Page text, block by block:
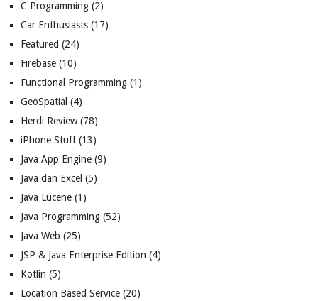
C Programming(2)
Car Enthusiasts(17)
Featured (24)
Firebase(10)
Functional Programming(1)
GeoSpatial (4)
Herdi Review(78)
iPhone Stuff(13)
Java App Engine(9)
Java dan Excel (5)
Java Lucene(1)
Java Programming(52)
Java Web (25)
JSP & Java Enterprise Edition (4)
Kotlin (5)
Location Based Service(20)